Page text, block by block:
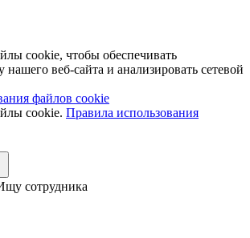
cookie, чтобы обеспечивать
веб-сайта и анализировать сетевой
файлов cookie
cookie. Правила использования
сотрудника